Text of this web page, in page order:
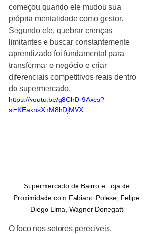
começou quando ele mudou sua
própria mentalidade como gestor.
Segundo ele, quebrar crenças
limitantes e buscar constantemente
aprendizado foi fundamental para
transformar o negócio e criar
diferenciais competitivos reais dentro
do supermercado.
https://youtu.be/g8ChD-9Axcs?
si=KEaknsXnM8hDjMVX
Supermercado de Bairro e Loja de
Proximidade com Fabiano Polese, Felipe
Diego Lima, Wagner Donegatti
O foco nos setores perecíveis,